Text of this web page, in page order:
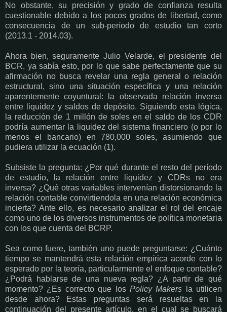
No obstante, su precisión y grado de confianza resulta
cuestionable debido a los pocos grados de libertad, como
consecuencia de un sub-período de estudio tan corto
(2013.1 - 2014.03).
Ahora bien, seguramente Julio Velarde, el presidente del
BCR, ya sabía esto, por lo que sabe perfectamente que su
afirmación no busca revelar una regla general o relación
estructural, sino una situación específica y una relación
aparentemente coyuntural: la observada relación inversa
entre liquidez y saldos de depósito. Siguiendo esta lógica,
la reducción de 1 millón de soles en el saldo de los CDR
podría aumentar la liquidez del sistema financiero (o por lo
menos el bancario) en 780,000 soles, asumiendo que
pudiera utilizar la ecuación (1).
Subsiste la pregunta: ¿Por qué durante el resto del período
de estudio, la relación entre liquidez y CDRs no era
inversa? ¿Qué otras variables intervenían distorsionando la
relación contable convirtiendola en una relación económica
incierta? Ante ello, es necesario analizar el rol del encaje
como uno de los diversos instrumentos de política monetaria
con los que cuenta del BCRP.
Sea como fuere, también uno puede preguntarse: ¿Cuánto
tiempo se mantendrá esta relación empírica acorde con lo
esperado por la teoría, particularmente el enfoque contable?
¿Podrá hablarse de una nueva regla? ¿A partir de qué
momento? ¿Es correcto que los Policy Makers la utilicen
desde ahora? Estas preguntas será resueltas en la
continuación del presente artículo, en el cual se buscará